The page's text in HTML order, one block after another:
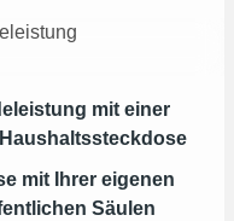
mit einer
mit Ihrer eigenen
Säulen